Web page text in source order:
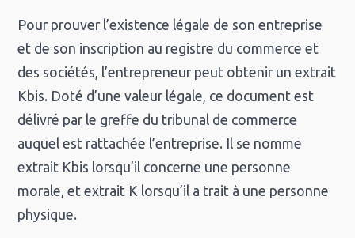
Pour prouver l’existence légale de son entreprise
et de son inscription au registre du commerce et
des sociétés, l’entrepreneur peut obtenir un extrait
Kbis. Doté d’une valeur légale, ce document est
délivré par le greffe du tribunal de commerce
auquel est rattachée l’entreprise. Il se nomme
extrait Kbis lorsqu’il concerne une personne
morale, et extrait K lorsqu’il a trait à une personne
physique.